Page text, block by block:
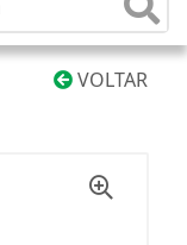
VOLTAR